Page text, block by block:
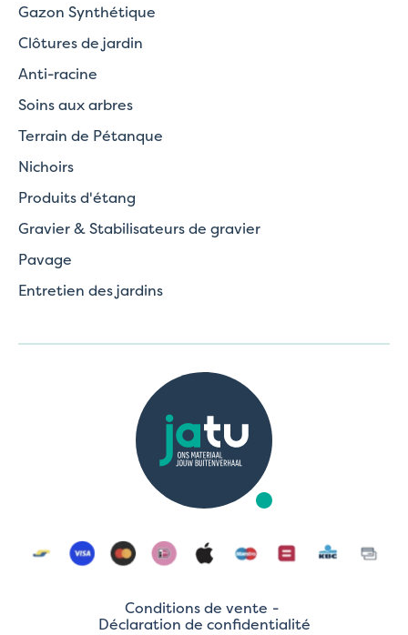
Gazon Synthétique
Clôtures de jardin
Anti-racine
Soins aux arbres
Terrain de Pétanque
Nichoirs
Produits d'étang
Gravier & Stabilisateurs de gravier
Pavage
Entretien des jardins
Conditions de vente
Déclaration de confidentialité